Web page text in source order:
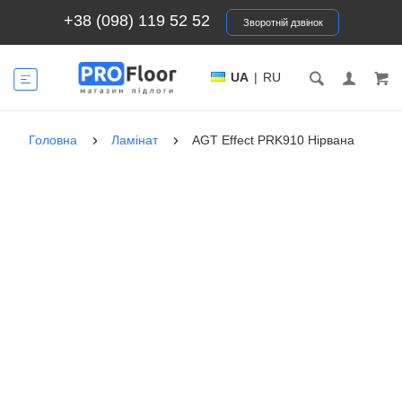
+38 (098) 119 52 52 Зворотній дзвінок
UA | RU
Головна Ламінат AGT Effect PRK910 Нірвана